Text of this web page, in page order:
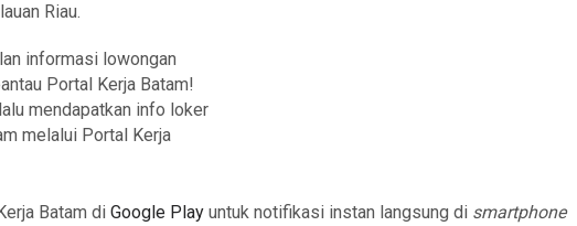
Riau.
informasi lowongan
Portal Kerja Batam!
mendapatkan info loker
melalui Portal Kerja
Batam di Google Play untuk notifikasi instan langsung di smartphone